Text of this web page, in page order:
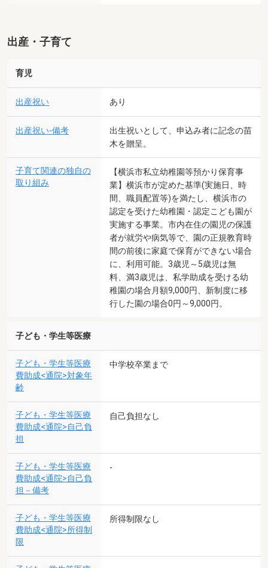
出産・子育て
育児
出産祝い あり
出産祝い-備考
出生祝いとして、申込み者に記念の苗
木を贈呈。
子育て関連の独自の
取り組み
【横浜市私立幼稚園等預かり保育事
業】横浜市が定めた基準(実施日、時
間、職員配置等)を満たし、横浜市の
認定を受けた幼稚園・認定こども園が
実施する事業。市内在住の園児の保護
者が就労や病気等で、園の正規教育時
間の前後に家庭で保育ができない場合
に、利用可能。3歳児～5歳児は無
料、満3歳児は、私学助成を受ける幼
稚園の場合月額9,000円、新制度に移
行した園の場合0円～9,000円。
子ども・学生等医療
子ども・学生等医療
費助成<通院>対象年
齢
中学校卒業まで
子ども・学生等医療
費助成<通院>自己負
担
自己負担なし
子ども・学生等医療
費助成<通院>自己負
担－備考
-
子ども・学生等医療
費助成<通院>所得制
限
所得制限なし